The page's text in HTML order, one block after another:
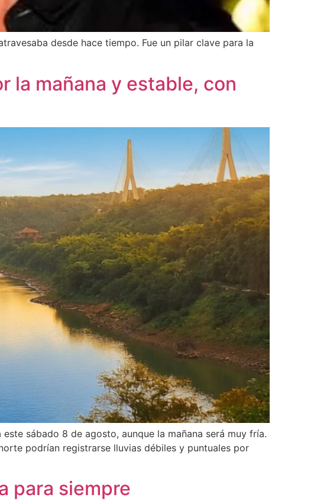
desde hace tiempo. Fue un pilar clave para la
la mañana y estable, con
sábado 8 de agosto, aunque la mañana será muy fría.
podrían registrarse lluvias débiles y puntuales por
para siempre